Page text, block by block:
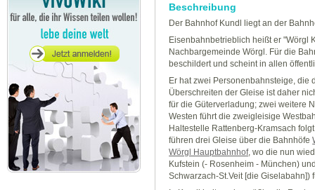
Beschreibung
Der Bahnhof Kundl liegt an der
Eisenbahnbetrieblich heißt er "Wörgl
Nachbargemeinde Wörgl. Für die
beschildert und scheint in allen
Er hat zwei Personenbahnsteige,
Überschreiten der Gleise ist daher
für die Güterverladung; zwei weitere
Westen führt die zweigleisige
Haltestelle Rattenberg-Kramsach
führen drei Gleise über die Bahnhöfe
Wörgl Hauptbahnhof, wo die nun
Kufstein (- Rosenheim - München)
Schwarzach-St.Veit [die Giselabahn])